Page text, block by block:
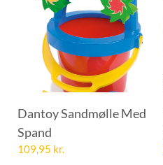
Dantoy Sandmølle Med
Spand
109,95 kr.